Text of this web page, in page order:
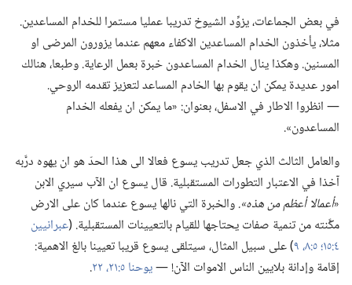
في بعض الجماعات،‏ يزوِّد الشيوخ تدريبا عمليا مستمرا للخدام المساعدين.‏
مثلا،‏ يأخذون الخدام المساعدين الاكفاء معهم عندما يزورون المرضى او
المسنين.‏ وهكذا ينال الخدام المساعدون خبرة بعمل الرعاية.‏ وطبعا،‏ هنالك
امور عديدة يمكن ان يقوم بها الخادم المساعد لتعزيز تقدمه الروحي.‏
—‏ انظروا الاطار في الاسفل،‏ بعنوان:‏ «ما يمكن ان يفعله الخدام
المساعدون».‏
والعامل الثالث الذي جعل تدريب يسوع فعالا الى هذا الحدّ هو ان يهوه درَّبه
آخذا في الاعتبار التطورات المستقبلية.‏ قال يسوع ان الآب سيري الابن
«‏أعمالا أعظم من هذه».‏والخبرة التي نالها يسوع عندما كان على الارض
مكَّنته من تنمية صفات يحتاجها للقيام بالتعيينات المستقبلية.‏ (‏عبرانيين
٤:‏١٥؛‏
‏)‏ على سبيل المثال،‏ سيتلقى يسوع قريبا تعيينا بالغ الاهمية:‏
إقامة وإدانة بلايين الناس الاموات الآن!‏ —‏يوحنا ٥:‏٢١،‏ ٢٢
‏.‏